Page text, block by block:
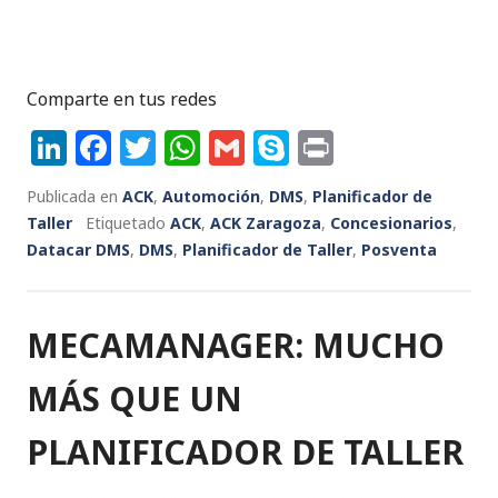
Comparte en tus redes
Li
n
k
e
n
F
a
c
e
o
o
k
T
w
it
te
W
h
a
ts
p
p
G
m
ai
l
S
k
y
p
ri
n
t
Publicada en ACK, Automoción, DMS, Planificador de
Taller
Etiquetado ACK, ACK Zaragoza, Concesionarios,
Datacar DMS, DMS, Planificador de Taller, Posventa
MECAMANAGER: MUCHO
MÁS QUE UN
PLANIFICADOR DE TALLER